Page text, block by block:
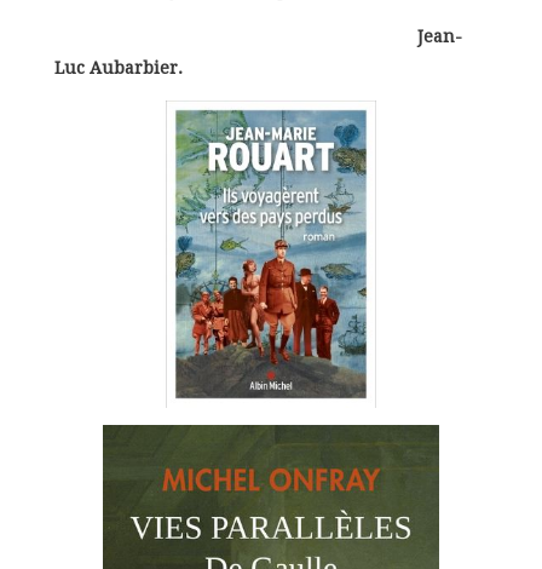
Jean-
Luc Aubarbier.